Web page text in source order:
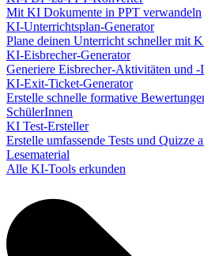
Mit KI Dokumente in PPT verwandeln
KI-Unterrichtsplan-Generator
Plane deinen Unterricht schneller mit
KI-Eisbrecher-Generator
Generiere Eisbrecher-Aktivitäten und -
KI-Exit-Ticket-Generator
Erstelle schnelle formative
SchülerInnen
KI Test-Ersteller
Erstelle umfassende Tests und Quizze
Lesematerial
Alle KI-Tools erkunden